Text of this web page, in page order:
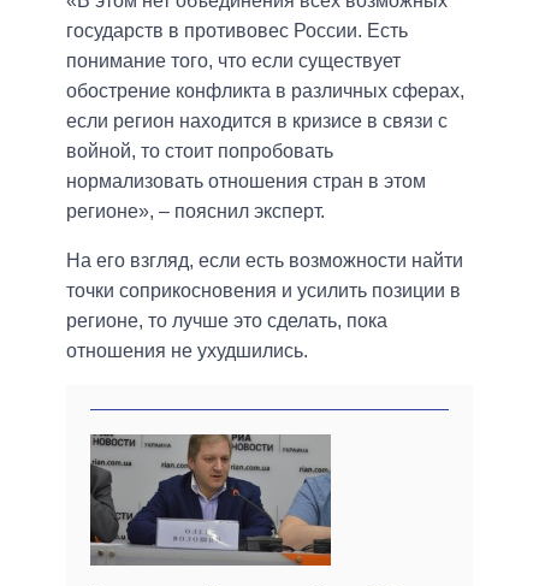
государств в противовес России. Есть
понимание того, что если существует
обострение конфликта в различных сферах,
если регион находится в кризисе в связи с
войной, то стоит попробовать
нормализовать отношения стран в этом
регионе», – пояснил эксперт.
На его взгляд, если есть возможности найти
точки соприкосновения и усилить позиции в
регионе, то лучше это сделать, пока
отношения не ухудшились.